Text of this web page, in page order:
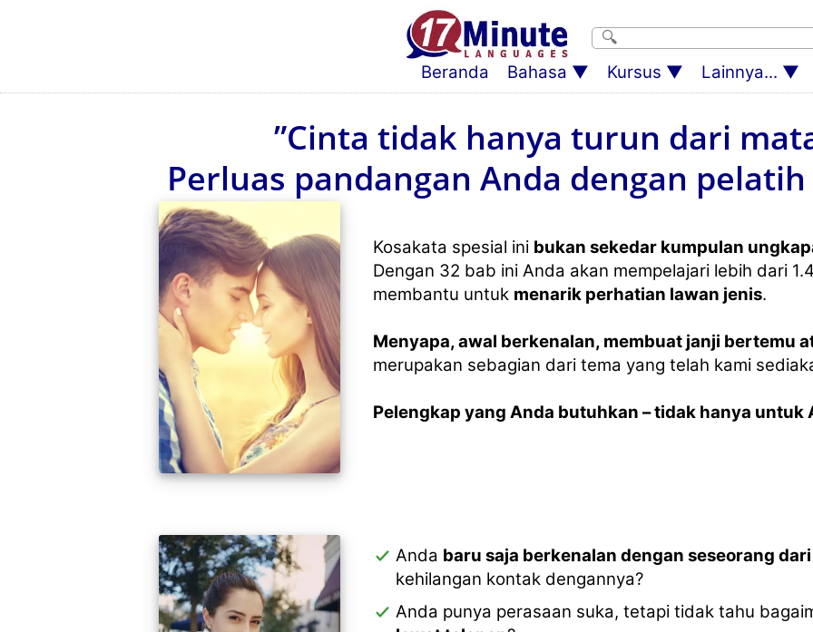
Beranda Bahasa Kursus Lainnya...
”Cinta tidak hanya turun dari
Perluas pandangan Anda dengan
Kosakata spesial ini bukan sekedar kumpulan
Dengan 32 bab ini Anda akan mempelajari lebih dari
membantu untuk menarik perhatian lawan jenis.
Menyapa, awal berkenalan, membuat janji bertemu
merupakan sebagian dari tema yang telah kami
Pelengkap yang Anda butuhkan – tidak hanya untuk
Anda baru saja berkenalan dengan seseorang
kehilangan kontak dengannya?
Anda punya perasaan suka, tetapi tidak tahu